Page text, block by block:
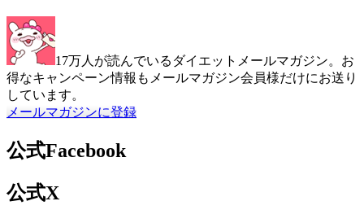
17万人が読んでいるダイエットメールマガジン。お
得なキャンペーン情報もメールマガジン会員様だけにお送り
しています。
メールマガジンに登録
公式Facebook
公式X